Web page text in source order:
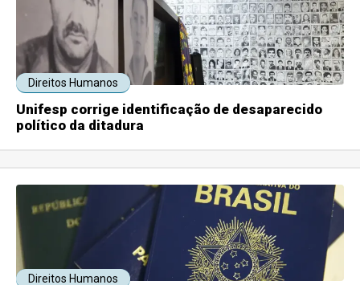
Direitos Humanos
Unifesp corrige identificação de desaparecido
político da ditadura
Direitos Humanos